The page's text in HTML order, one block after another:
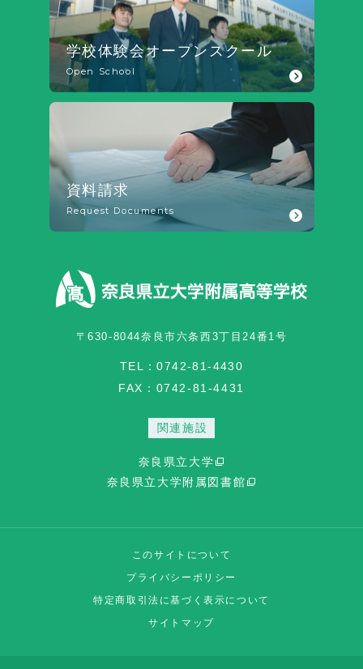
〒630-8044奈良市六条西3丁目24番1号
TEL：0742-81-4430
FAX：0742-81-4431
関連施設
奈良県立大学
奈良県立大学附属図書館
学校体験会オープンスクール
Open School
資料請求
Request Documents
このサイトについて
プライバシーポリシー
特定商取引法に基づく表⽰について
サイトマップ